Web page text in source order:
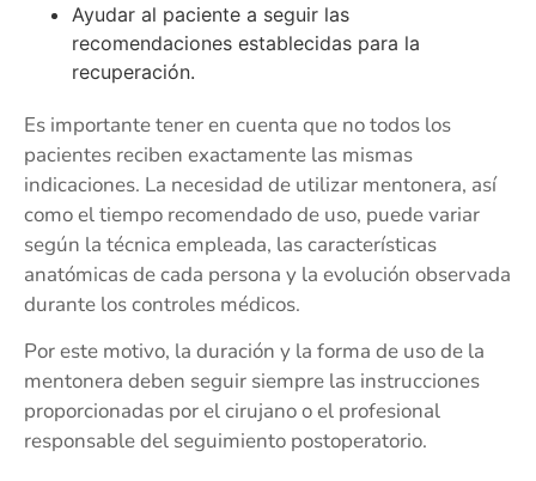
Ayudar al paciente a seguir las
recomendaciones establecidas para la
recuperación.
Es importante tener en cuenta que no todos los
pacientes reciben exactamente las mismas
indicaciones. La necesidad de utilizar mentonera, así
como el tiempo recomendado de uso, puede variar
según la técnica empleada, las características
anatómicas de cada persona y la evolución observada
durante los controles médicos.
Por este motivo, la duración y la forma de uso de la
mentonera deben seguir siempre las instrucciones
proporcionadas por el cirujano o el profesional
responsable del seguimiento postoperatorio.